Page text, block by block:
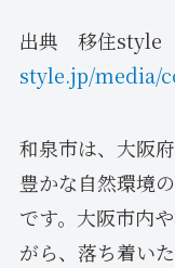
出典 移住style
style.jp/media/
和泉市は、大阪
豊かな自然環境
です。大阪市内
がら、落ち着い